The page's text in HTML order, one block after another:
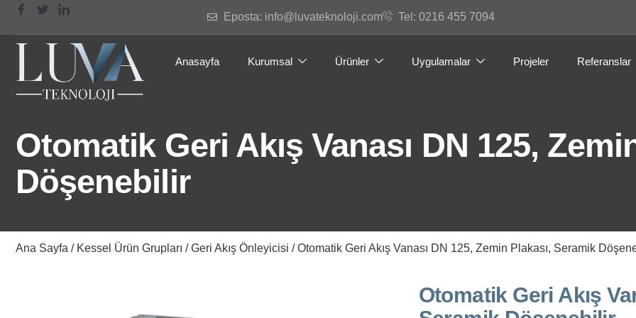
Eposta: info@luvateknoloji.com Tel: 0216 455 7094
Anasayfa Kurumsal Ürünler Uygulamalar Projeler Referanslar
Otomatik Geri Akış Vanası DN 125,
Döşenebilir
Ana Sayfa / Kessel Ürün Grupları /Geri Akış Önleyicisi / Otomatik Geri Akış Vanası DN 125, Zemin Plakası, Seramik
Otomatik Geri Akış